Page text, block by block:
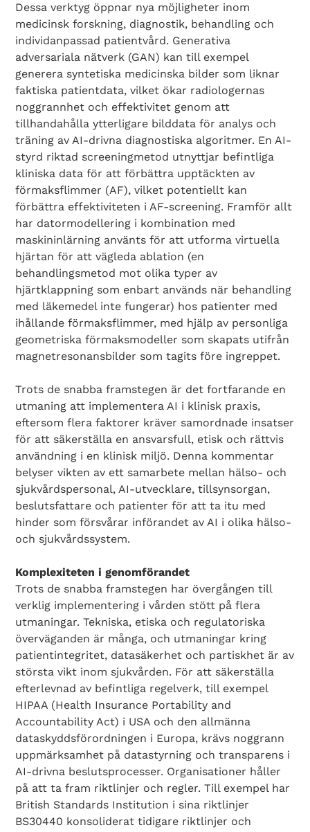
Dessa verktyg öppnar nya möjligheter inom
medicinsk forskning, diagnostik, behandling och
individanpassad patientvård. Generativa
adversariala nätverk (GAN) kan till exempel
generera syntetiska medicinska bilder som liknar
faktiska patientdata, vilket ökar radiologernas
noggrannhet och effektivitet genom att
tillhandahålla ytterligare bilddata för analys och
träning av AI-drivna diagnostiska algoritmer. En AI-
styrd riktad screeningmetod utnyttjar befintliga
kliniska data för att förbättra upptäckten av
förmaksflimmer (AF), vilket potentiellt kan
förbättra effektiviteten i AF-screening. Framför allt
har datormodellering i kombination med
maskininlärning använts för att utforma virtuella
hjärtan för att vägleda ablation (en
behandlingsmetod mot olika typer av
hjärtklappning som enbart används när behandling
med läkemedel inte fungerar) hos patienter med
ihållande förmaksflimmer, med hjälp av personliga
geometriska förmaksmodeller som skapats utifrån
magnetresonansbilder som tagits före ingreppet.
Trots de snabba framstegen är det fortfarande en
utmaning att implementera AI i klinisk praxis,
eftersom flera faktorer kräver samordnade insatser
för att säkerställa en ansvarsfull, etisk och rättvis
användning i en klinisk miljö. Denna kommentar
belyser vikten av ett samarbete mellan hälso- och
sjukvårdspersonal, AI-utvecklare, tillsynsorgan,
beslutsfattare och patienter för att ta itu med
hinder som försvårar införandet av AI i olika hälso-
och sjukvårdssystem.
Komplexiteten i genomförandet
Trots de snabba framstegen har övergången till
verklig implementering i vården stött på flera
utmaningar. Tekniska, etiska och regulatoriska
överväganden är många, och utmaningar kring
patientintegritet, datasäkerhet och partiskhet är av
största vikt inom sjukvården. För att säkerställa
efterlevnad av befintliga regelverk, till exempel
HIPAA (Health Insurance Portability and
Accountability Act) i USA och den allmänna
dataskyddsförordningen i Europa, krävs noggrann
uppmärksamhet på datastyrning och transparens i
AI-drivna beslutsprocesser. Organisationer håller
på att ta fram riktlinjer och regler. Till exempel har
British Standards Institution i sina riktlinjer
BS30440 konsoliderat tidigare riktlinjer och